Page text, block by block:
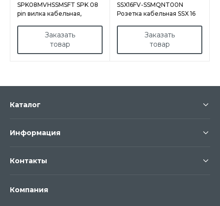
SPK08MVHSSMSFT SPK 08
pin вилка кабельная,
серебро, под пайку,
фиксирующим кольцом
Заказать
товар
SSX16FV-SSMQNT00N
Розетка кабельная SSX 16
контактов, под пайку, каб.
вставлены, черная
Заказать
товар
Компания
Каталог
Информация
Контакты